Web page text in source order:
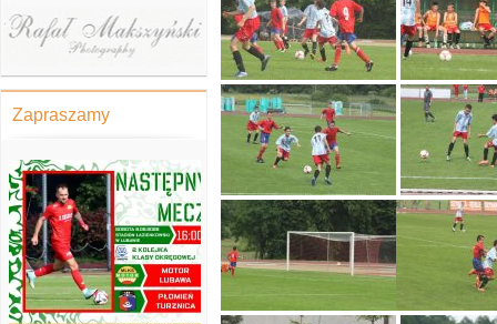
Zapraszamy